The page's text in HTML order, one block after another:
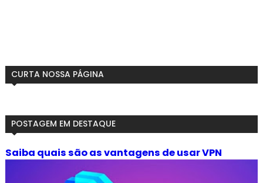
CURTA NOSSA PÁGINA
POSTAGEM EM DESTAQUE
Saiba quais são as vantagens de usar VPN